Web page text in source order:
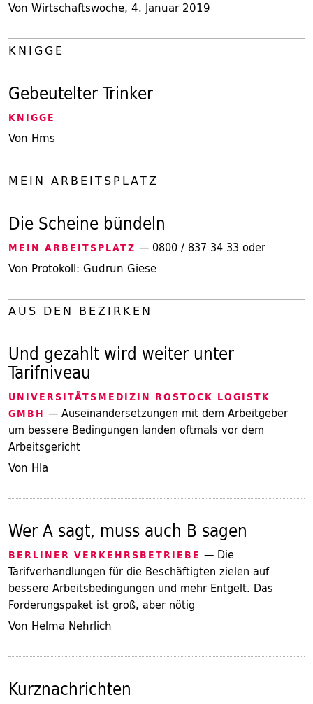
Von Wirtschaftswoche, 4. Januar 2019
KNIGGE
Gebeutelter Trinker
KNIGGE
Von Hms
MEIN ARBEITSPLATZ
Die Scheine bündeln
MEIN ARBEITSPLATZ — 0800 / 837 34 33 oder
Von Protokoll: Gudrun Giese
AUS DEN BEZIRKEN
Und gezahlt wird weiter unter
Tarifniveau
UNIVERSITÄTSMEDIZIN ROSTOCK LOGISTK
GMBH — Auseinandersetzungen mit dem Arbeitgeber
um bessere Bedingungen landen oftmals vor dem
Arbeitsgericht
Von Hla
Wer A sagt, muss auch B sagen
BERLINER VERKEHRSBETRIEBE — Die
Tarifverhandlungen für die Beschäftigten zielen auf
bessere Arbeitsbedingungen und mehr Entgelt. Das
Forderungspaket ist groß, aber nötig
Von Helma Nehrlich
Kurznachrichten